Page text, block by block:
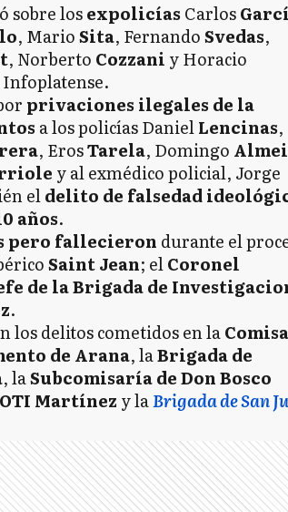
sobre losexpolicías Carlos
, MarioSita, FernandoSvedas,
, Norberto Cozzani y Horacio
privaciones ilegales de la
a los policías DanielLencinas,
, ErosTarela, Domingo
y al exmédico policial, Jorge
eldelito de falsedad
años.
pero fallecieron durante el
Saint Jean; elCoronel
de la Brigada de
.
los delitos cometidos en la
de Arana, laBrigada de
, laSubcomisaría de Don Bosco
Martínez y laBrigada de San